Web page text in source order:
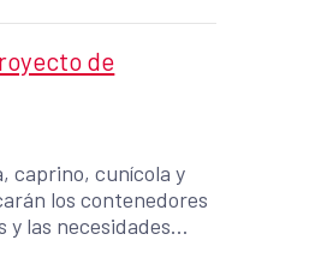
de
caprino, cunícola y
los contenedores
y las necesidades